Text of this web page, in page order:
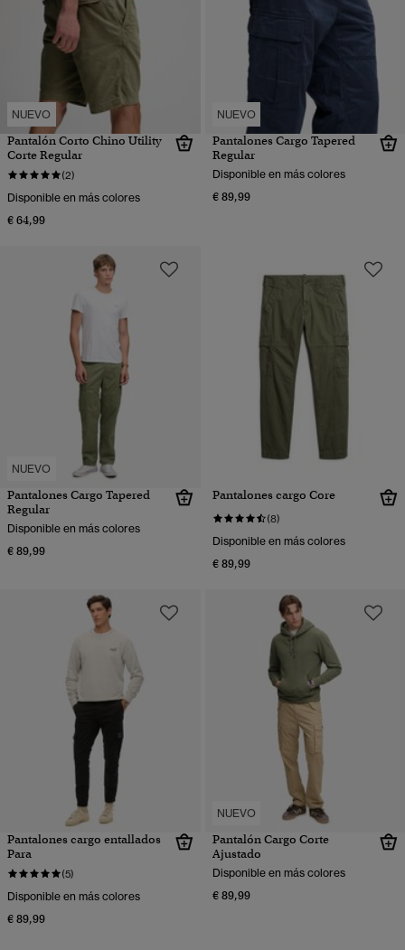
NUEVO
Pantalón Corto Chino Utility
Corte Regular
(2)
Disponible en más colores
€ 64,99
NUEVO
Pantalones Cargo Tapered
Regular
Disponible en más colores
€ 89,99
NUEVO
Pantalones Cargo Tapered
Regular
Disponible en más colores
€ 89,99
Pantalones cargo Core
(8)
Disponible en más colores
€ 89,99
Pantalones cargo entallados
Para
(5)
Disponible en más colores
€ 89,99
NUEVO
Pantalón Cargo Corte
Ajustado
Disponible en más colores
€ 89,99